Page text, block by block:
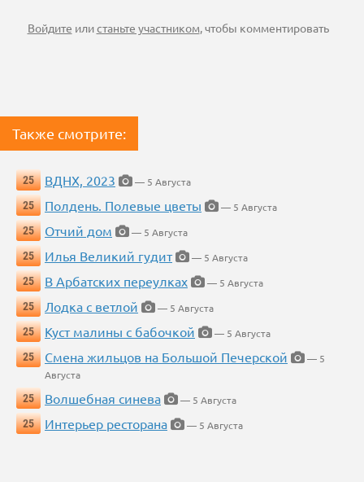
Войдите илистаньте участником, чтобы комментировать
Также смотрите:
25 ВДНХ, 2023
— 5 Августа
25
Полдень. Полевые цветы
— 5 Августа
25
Отчий дом
— 5 Августа
25
Илья Великий гудит
— 5 Августа
25
В Арбатских переулках
— 5 Августа
25
Лодка с ветлой
— 5 Августа
25
Куст малины с бабочкой
— 5 Августа
25
Смена жильцов на Большой Печерской
— 5
Августа
25
Волшебная синева
— 5 Августа
25
Интерьер ресторана — 5 Августа